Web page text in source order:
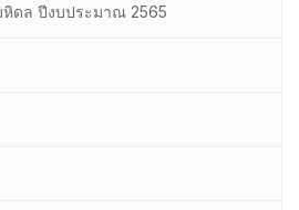
ดล ปีงบประมาณ 2565